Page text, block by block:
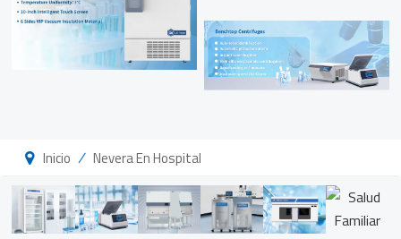
Inicio / Nevera En Hospital